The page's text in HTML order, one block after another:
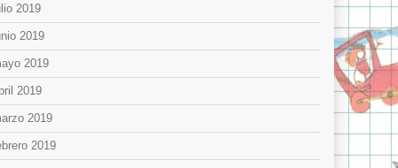
2019
2019
2019
2019
2019
2019